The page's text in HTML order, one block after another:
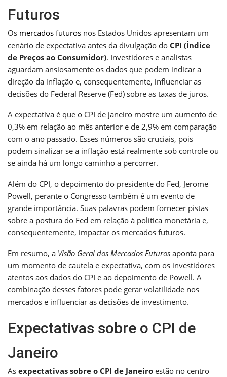
Futuros
Os mercados futuros nos Estados Unidos apresentam um
cenário de expectativa antes da divulgação do CPI (Índice
de Preços ao Consumidor). Investidores e analistas
aguardam ansiosamente os dados que podem indicar a
direção da inflação e, consequentemente, influenciar as
decisões do Federal Reserve (Fed) sobre as taxas de juros.
A expectativa é que o CPI de janeiro mostre um aumento de
0,3% em relação ao mês anterior e de 2,9% em comparação
com o ano passado. Esses números são cruciais, pois
podem sinalizar se a inflação está realmente sob controle ou
se ainda há um longo caminho a percorrer.
Além do CPI, o depoimento do presidente do Fed, Jerome
Powell, perante o Congresso também é um evento de
grande importância. Suas palavras podem fornecer pistas
sobre a postura do Fed em relação à política monetária e,
consequentemente, impactar os mercados futuros.
Em resumo, a Visão Geral dos Mercados Futuros aponta para
um momento de cautela e expectativa, com os investidores
atentos aos dados do CPI e ao depoimento de Powell. A
combinação desses fatores pode gerar volatilidade nos
mercados e influenciar as decisões de investimento.
Expectativas sobre o CPI de
Janeiro
As expectativas sobre o CPI de Janeiro estão no centro